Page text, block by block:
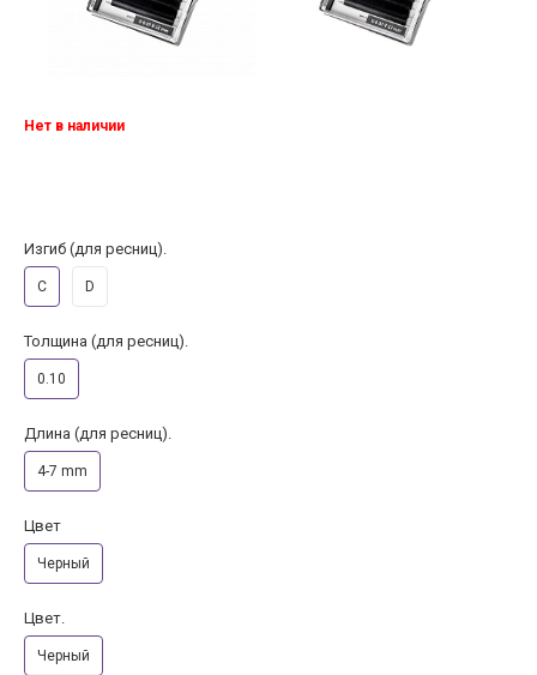
Нет в наличии
Изгиб (для ресниц).
C D
Толщина (для ресниц).
0.10
Длина (для ресниц).
4-7 mm
Цвет
Черный
Цвет.
Черный